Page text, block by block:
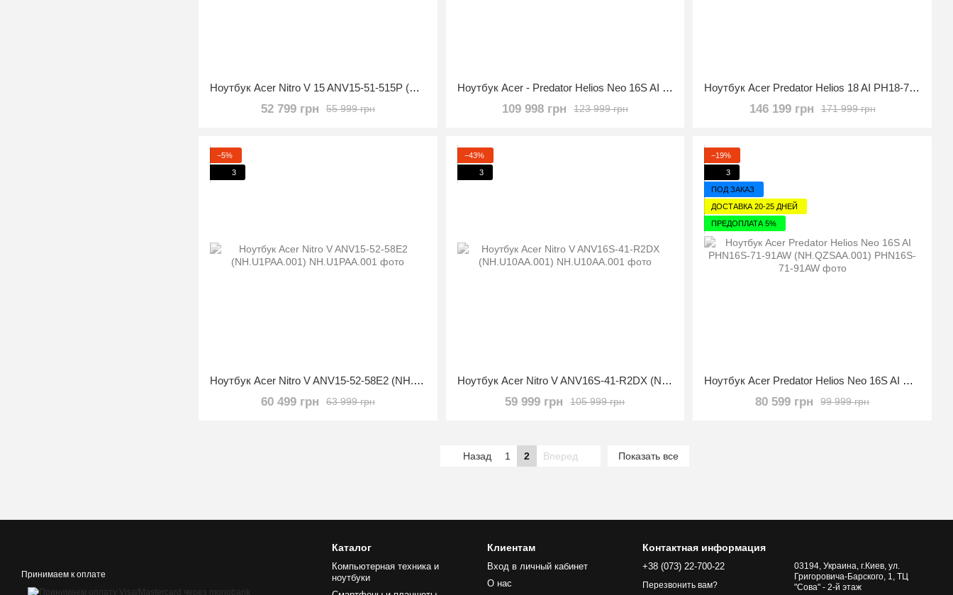
Ноутбук Acer Nitro V 15 ANV15-51-515P (NH.QN8AA.004)
55 999 грн
52 799 грн
Ноутбук Acer - Predator Helios Neo 16S AI PHN16S-71-98RF (NH.U0KAA.001)
123 999 грн
109 998 грн
Ноутбук Acer Predator Helios 18 AI PH18-73-90A6 (NH.U0FAA.001)
171 999 грн
146 199 грн
−5%
3
Ноутбук Acer Nitro V ANV15-52-58E2 (NH.U1PAA.001)
63 999 грн
60 499 грн
−43%
3
Ноутбук Acer Nitro V ANV16S-41-R2DX (NH.U10AA.001)
105 999 грн
59 999 грн
−19%
3
ПОД ЗАКАЗ
ДОСТАВКА 20-25 ДНЕЙ
ПРЕДОПЛАТА 5%
Ноутбук Acer Predator Helios Neo 16S AI PHN16S-71-91AW (NH.QZSAA.001)
99 999 грн
80 599 грн
Назад 1 2 Вперед Показать все
Принимаем к оплате
Каталог
Компьютерная техника и
ноутбуки
Клиентам
Вход в личный кабинет
О нас
Контактная информация
+38 (073) 22-700-22
Перезвонить вам?
03194, Украина, г.Киев, ул.
Григоровича-Барского, 1, ТЦ
"Сова" - 2-й этаж